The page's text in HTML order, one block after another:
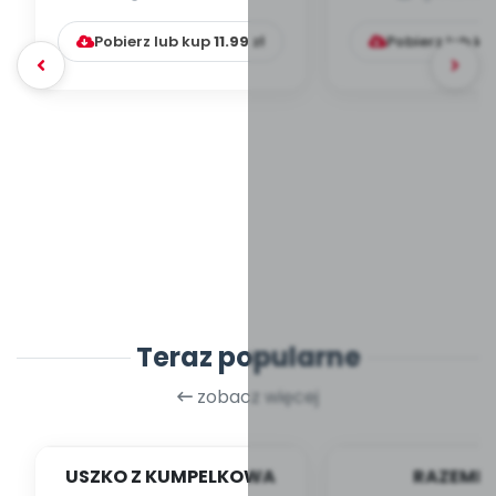
Pobierz lub kup11.99 zł Pobierz lub
Teraz popularne
zobacz więcej
USZKO Z KUMPELKOWA